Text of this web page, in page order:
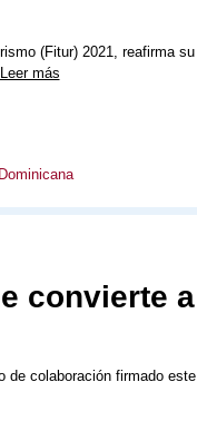
(Fitur) 2021, reafirma su
Leer más
convierte a
de colaboración firmado este